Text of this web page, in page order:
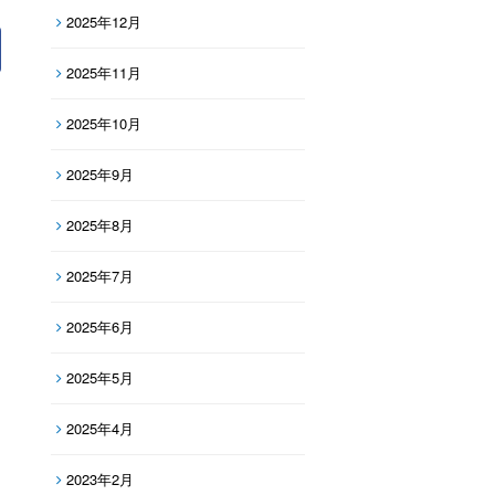
2025年12月
2025年11月
2025年10月
2025年9月
2025年8月
2025年7月
2025年6月
2025年5月
2025年4月
2023年2月